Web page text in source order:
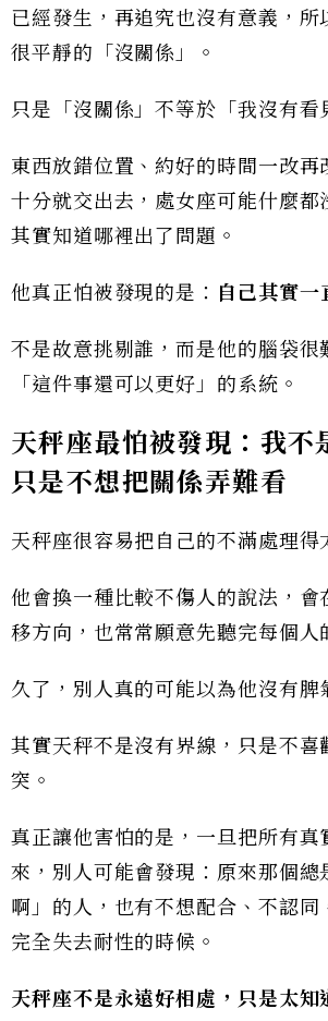
已經發生，再追究也沒有意義，所
很平靜的「沒關係」。
只是「沒關係」不等於「我沒有看
東西放錯位置、約好的時間一改再
十分就交出去，處女座可能什麼都
其實知道哪裡出了問題。
他真正怕被發現的是： 自己其實一
不是故意挑剔誰，而是他的腦袋很
「這件事還可以更好」的系統。
天秤座最怕被發現：我不
只是不想把關係弄難看
天秤座很容易把自己的不滿處理得
他會換一種比較不傷人的說法，會
移方向，也常常願意先聽完每個人
久了，別人真的可能以為他沒有脾
其實天秤不是沒有界線，只是不喜
突。
真正讓他害怕的是，一旦把所有真
來，別人可能會發現：原來那個總
啊」的人，也有不想配合、不認同
完全失去耐性的時候。
天秤座不是永遠好相處，只是太知